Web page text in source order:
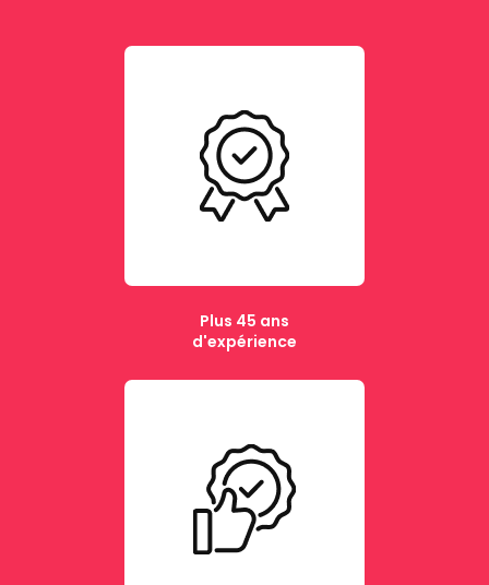
Plus 45 ans
d'expérience